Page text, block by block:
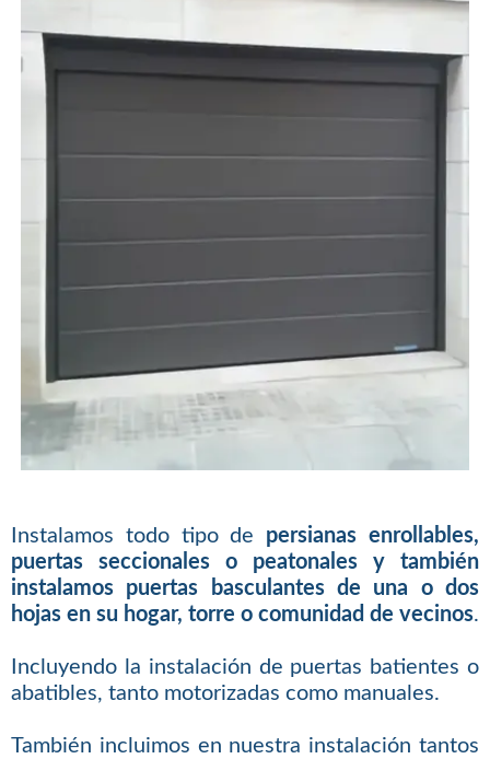
Instalamos todo tipo de persianas enrollables,
puertas seccionales o peatonales y también
instalamos puertas basculantes de una o dos
hojas en su hogar, torre o comunidad de vecinos.
Incluyendo la instalación de puertas batientes o
abatibles, tanto motorizadas como manuales.
También incluimos en nuestra instalación tantos